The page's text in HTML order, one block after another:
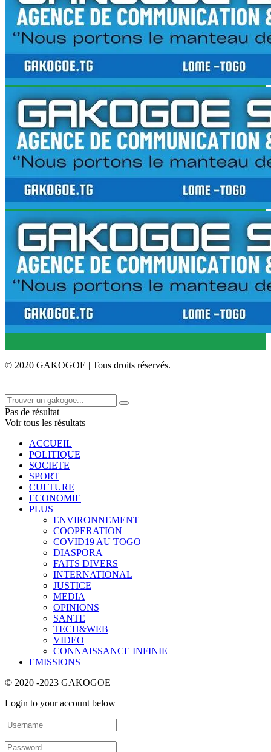
© 2020 GAKOGOE | Tous droits réservés.
Pas de résultat
Voir tous les résultats
ACCUEIL
POLITIQUE
SOCIETE
SPORT
CULTURE
ECONOMIE
PLUS
ENVIRONNEMENT
COOPERATION
COVID19 AU TOGO
DIASPORA
FAITS DIVERS
INTERNATIONAL
JUSTICE
MEDIA
OPINIONS
SANTE
TECH&WEB
VIDEO
CONNAISSANCE INFINIE
EMISSIONS
© 2020 -2023 GAKOGOE
Login to your account below